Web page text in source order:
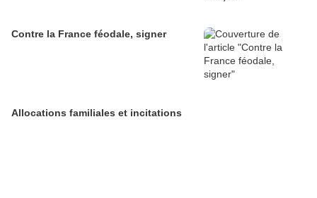
Contre la France féodale, signer
Allocations familiales et incitations